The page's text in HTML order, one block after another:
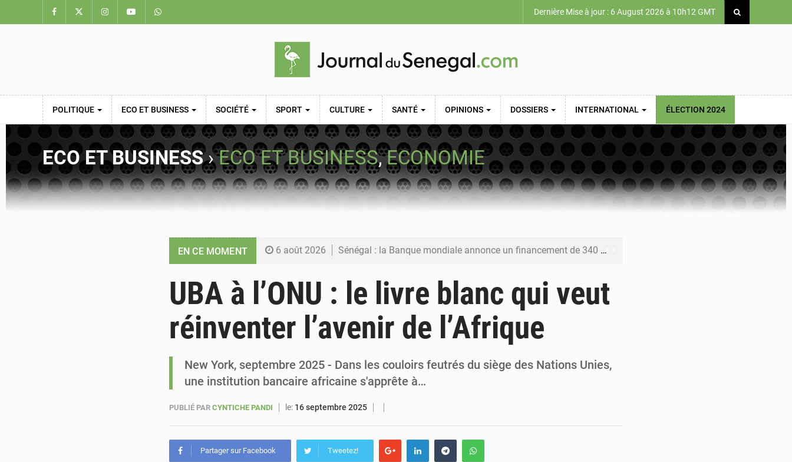
Dernière Mise à jour : 6 August 2026 à 10h12 GMT
POLITIQUE ECO ET BUSINESS SOCIÉTÉ SPORT CULTURE SANTÉ OPINIONS DOSSIERS INTERNATIONAL ÉLECTION 2024
ECO ET BUSINESS›ECO ET BUSINESS,ECONOMIE
EN CE MOMENT 6 août 2026 Sénégal : la Banque mondiale annonce un financement de 340 milliards FCFA pour soutenir les priorités de la Vision Sénégal 2050
5 août 2026 Sénégal : les subventions à l’énergie bondissent à 729 milliards FCFA pour contenir les prix des carburants et de l’électricité
5 août 2026 Sénégal : le niveau du fleuve Sénégal poursuit sa montée à Podor, les autorités appellent à la vigilance
UBA à l’ONU : le livre blanc qui veut
réinventer l’avenir de l’Afrique
New York, septembre 2025 - Dans les couloirs feutrés du siège des Nations Unies,
une institution bancaire africaine s'apprête à…
PUBLIÉ PAR CYNTICHE PANDI le: 16 septembre 2025
Partager sur Facebook Tweetez!